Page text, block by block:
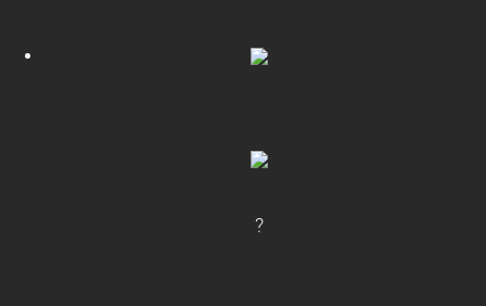
?